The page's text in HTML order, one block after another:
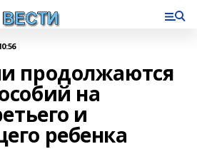
продолжаются
на
и
ребенка